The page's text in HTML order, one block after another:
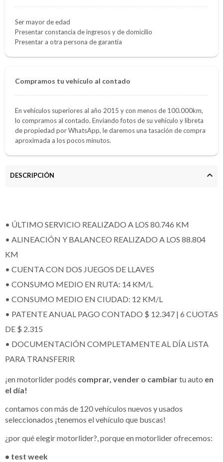
Ser mayor de edad
Presentar constancia de ingresos y de domicilio
Presentar a otra persona de garantía
Compramos tu vehículo al contado
En vehículos superiores al año 2015 y con menos de 100.000km,
lo compramos al contado. Enviando fotos de su vehículo y libreta
de propiedad por WhatsApp, le daremos una tasación de compra
aproximada a los pocos minutos.
DESCRIPCIÓN
• ÚLTIMO SERVICIO REALIZADO A LOS 80.746 KM
• ALINEACIÓN Y BALANCEO REALIZADO A LOS 88.804
KM
• CUENTA CON DOS JUEGOS DE LLAVES
• CONSUMO MEDIO EN RUTA: 14 KM/L
• CONSUMO MEDIO EN CIUDAD: 12 KM/L
• PATENTE ANUAL PAGO CONTADO $ 12.347 | 6 CUOTAS
DE $ 2.315
• DOCUMENTACIÓN COMPLETAMENTE AL DÍA LISTA
PARA TRANSFERIR
¡en motorlider podés comprar, vender o cambiartu auto en
el día!
contamos con más de 120 vehículos nuevos y usados
seleccionados ¡tenemos el vehículo que buscas!
¿por qué elegir motorlider?, porque en motorlider ofrecemos:
• test week